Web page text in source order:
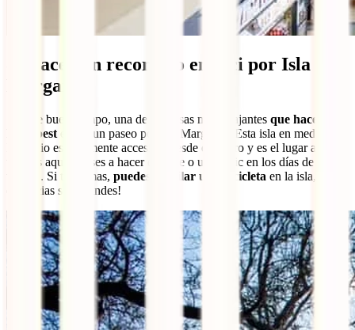
8. Hacer un recorrido en bici por Isla
Margarita
Si hace buen tiempo, una de las cosas más relajantes que hacer en
Budapest es dar un paseo por isla Margarita. Esta isla en medio del
Danubio es fácilmente accesible desde el centro y es el lugar al que
van los aquincenses a hacer deporte o un picnic en los días de
verano. Si te animas, puedes alquilar una bicicleta en la isla, ¡las
distancias son grandes!